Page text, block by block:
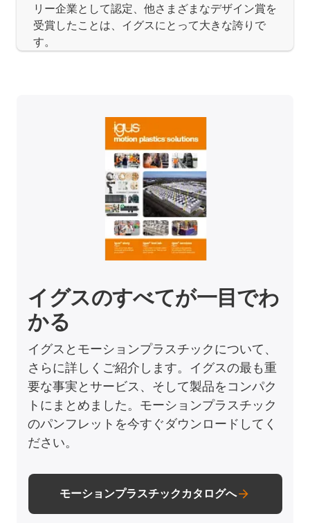
リー企業として認定、他さまざまなデザイン賞を
受賞したことは、イグスにとって大きな誇りで
す。
イグスのすべてが一目でわ
かる
イグスとモーションプラスチックについて、
さらに詳しくご紹介します。イグスの最も重
要な事実とサービス、そして製品をコンパク
トにまとめました。モーションプラスチック
のパンフレットを今すぐダウンロードしてく
ださい。
モーションプラスチックカタログへ